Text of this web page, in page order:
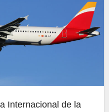
Internacional de la